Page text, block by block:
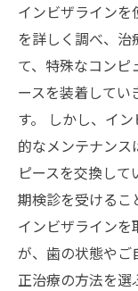
インビザライン
を詳しく調べ、治
て、特殊なコン
ースを装着してい
す。 しかし、イ
的なメンテナンス
ピースを交換し
期検診を受けるこ
インビザラインを
が、歯の状態やご
正治療の方法を選